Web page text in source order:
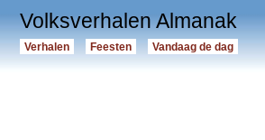
Volksverhalen Almanak
Verhalen Feesten Vandaag de dag